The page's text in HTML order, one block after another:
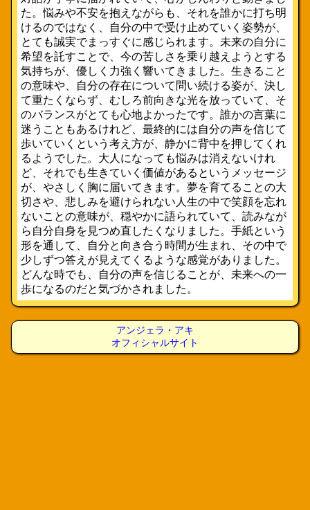
た。悩みや不安を抱えながらも、それを誰かに打ち明
けるのではなく、自分の中で受け止めていく姿勢が、
とても誠実でまっすぐに感じられます。未来の自分に
希望を託すことで、今の苦しさを乗り越えようとする
気持ちが、優しく力強く響いてきました。生きること
の意味や、自分の存在について問い続ける姿が、決し
て重たくならず、むしろ前向きな光を放っていて、そ
のバランスがとても心地よかったです。誰かの言葉に
迷うこともあるけれど、最終的には自分の声を信じて
歩いていくという考え方が、静かに背中を押してくれ
るようでした。大人になっても悩みは消えないけれ
ど、それでも生きていく価値があるというメッセージ
が、やさしく胸に届いてきます。夢を育てることの大
切さや、悲しみを避けられない人生の中で笑顔を忘れ
ないことの意味が、穏やかに語られていて、読みなが
ら自分自身を見つめ直したくなりました。手紙という
形を通して、自分と向き合う時間が生まれ、その中で
少しずつ答えが見えてくるような感覚がありました。
どんな時でも、自分の声を信じることが、未来への一
歩になるのだと気づかされました。
アンジェラ・アキ
オフィシャルサイト